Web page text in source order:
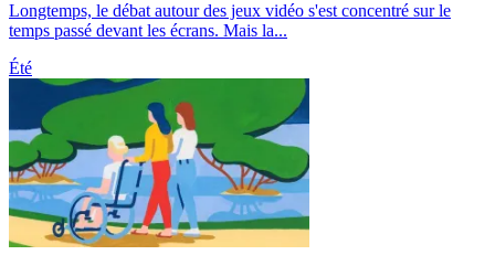
Longtemps, le débat autour des jeux vidéo s'est concentré sur le
temps passé devant les écrans. Mais la...
Été